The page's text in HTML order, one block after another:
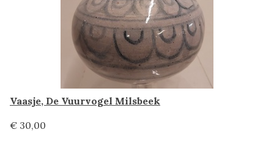
Vaasje, De Vuurvogel Milsbeek
€ 30,00